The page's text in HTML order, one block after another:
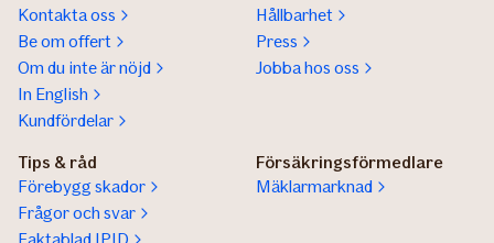
Kontakta oss
Be om offert
Om du inte är nöjd
In English
Kundfördelar
Hållbarhet
Press
Jobba hos oss
Tips & råd
Förebygg skador
Frågor och svar
Försäkringsförmedlare
Mäklarmarknad